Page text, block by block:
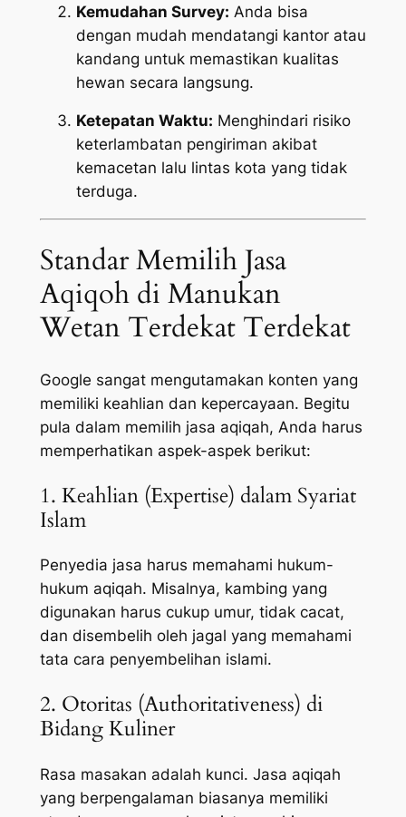
Kemudahan Survey: Anda bisa
dengan mudah mendatangi kantor atau
kandang untuk memastikan kualitas
hewan secara langsung.
Ketepatan Waktu: Menghindari risiko
keterlambatan pengiriman akibat
kemacetan lalu lintas kota yang tidak
terduga.
Standar Memilih Jasa
Aqiqoh di Manukan
Wetan Terdekat Terdekat
Google sangat mengutamakan konten yang
memiliki keahlian dan kepercayaan. Begitu
pula dalam memilih jasa aqiqah, Anda harus
memperhatikan aspek-aspek berikut:
1. Keahlian (Expertise) dalam Syariat
Islam
Penyedia jasa harus memahami hukum-
hukum aqiqah. Misalnya, kambing yang
digunakan harus cukup umur, tidak cacat,
dan disembelih oleh jagal yang memahami
tata cara penyembelihan islami.
2. Otoritas (Authoritativeness) di
Bidang Kuliner
Rasa masakan adalah kunci. Jasa aqiqah
yang berpengalaman biasanya memiliki